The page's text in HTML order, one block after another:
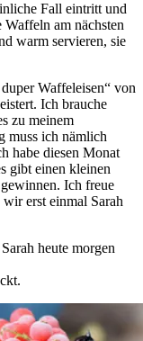
Fall eintritt und
am nächsten
warm servieren, sie
Waffeleisen“ von
Ich brauche
zu meinem
muss ich nämlich
habe diesen Monat
gibt einen kleinen
Ich freue
erst einmal Sarah
heute morgen